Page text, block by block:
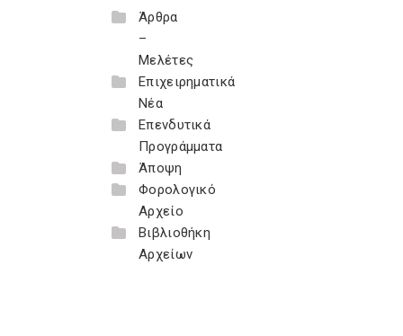
Άρθρα
–
Μελέτες
Επιχειρηματικά
Νέα
Επενδυτικά
Προγράμματα
Άποψη
Φορολογικό
Αρχείο
Βιβλιοθήκη
Αρχείων